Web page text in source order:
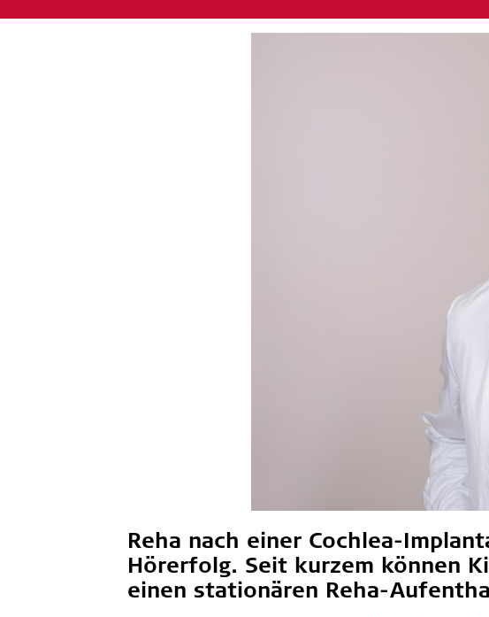
Reha nach einer Cochlea-
Hörerfolg. Seit kurzem können
einen stationären Reha-